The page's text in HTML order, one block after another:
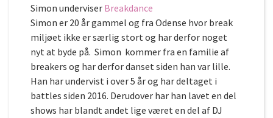
Simon underviser Breakdance
Simon er 20 år gammel og fra Odense hvor break
miljøet ikke er særlig stort og har derfor noget
nyt at byde på. Simon kommer fra en familie af
breakers og har derfor danset siden han var lille.
Han har undervist i over 5 år og har deltaget i
battles siden 2016. Derudover har han lavet en del
shows har blandt andet lige været en del af DJ